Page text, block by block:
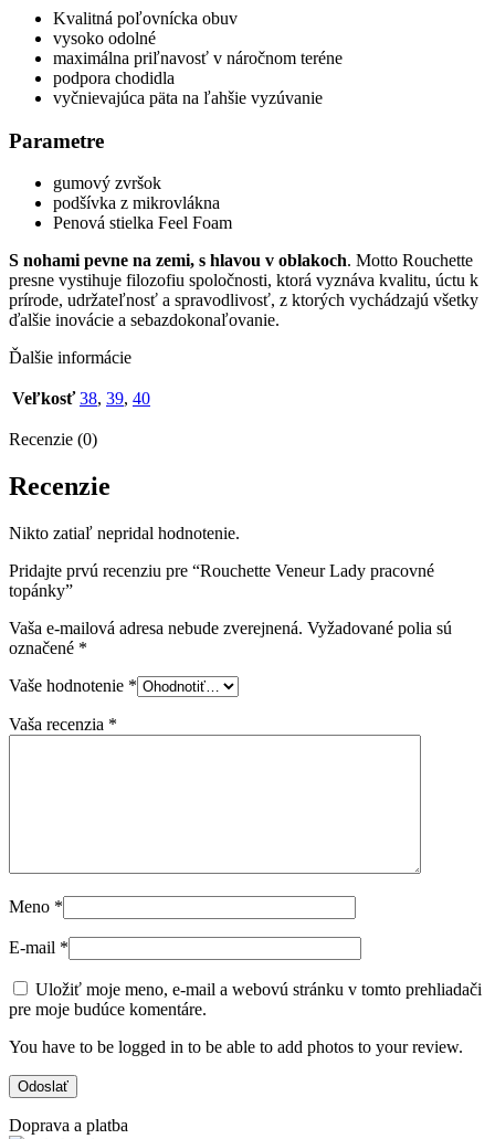
Kvalitná poľovnícka obuv
vysoko odolné
maximálna priľnavosť v náročnom teréne
podpora chodidla
vyčnievajúca päta na ľahšie vyzúvanie
Parametre
gumový zvršok
podšívka z mikrovlákna
Penová stielka Feel Foam
S nohami pevne na zemi, s hlavou v oblakoch. Motto Rouchette
presne vystihuje filozofiu spoločnosti, ktorá vyznáva kvalitu, úctu k
prírode, udržateľnosť a spravodlivosť, z ktorých vychádzajú všetky
ďalšie inovácie a sebazdokonaľovanie.
Ďalšie informácie
Veľkosť 38, 39, 40
Recenzie (0)
Recenzie
Nikto zatiaľ nepridal hodnotenie.
Pridajte prvú recenziu pre “Rouchette Veneur Lady pracovné
topánky”
Vaša e-mailová adresa nebude zverejnená. Vyžadované polia sú
označené *
Vaše hodnotenie *
Vaša recenzia *
Meno *
E-mail *
Uložiť moje meno, e-mail a webovú stránku v tomto prehliadači
pre moje budúce komentáre.
You have to be logged in to be able to add photos to your review.
Doprava a platba